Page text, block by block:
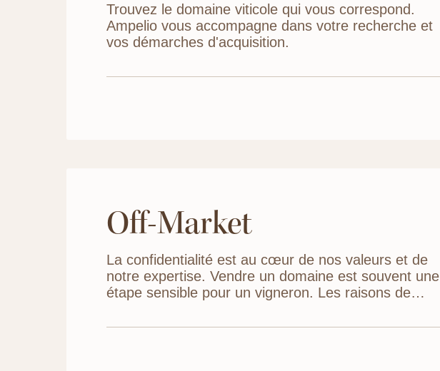
Trouvez le domaine viticole qui vous correspond.
Ampelio vous accompagne dans votre recherche et
vos démarches d'acquisition.
Off-Market
La confidentialité est au cœur de nos valeurs et de
notre expertise. Vendre un domaine est souvent une
étape sensible pour un vigneron. Les raisons de